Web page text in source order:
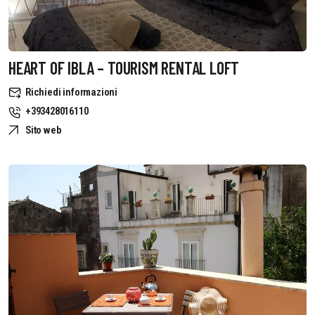
HEART OF IBLA – TOURISM RENTAL LOFT
Richiedi informazioni
+393428016110
Sito web